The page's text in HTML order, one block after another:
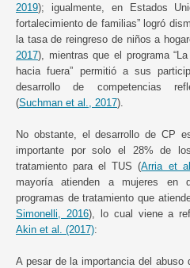
2019); igualmente, en Estados
fortalecimiento de familias” logró
la tasa de reingreso de niños a
2017), mientras que el programa
hacia fuera” permitió a sus
desarrollo de competencias
(Suchman et al., 2017).
No obstante, el desarrollo de CP
importante por solo el 28% de
tratamiento para el TUS (Arria et
mayoría atienden a mujeres en
programas de tratamiento que
Simonelli, 2016), lo cual viene a
Akin et al. (2017):
A pesar de la importancia del abuso